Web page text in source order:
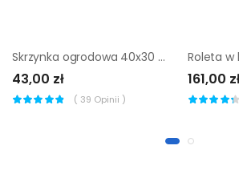
Skrzynka ogrodowa 40x30 cm drewniana biała Tajemniczy Ogród
43,00 zł
( 39 Opinii )
161,00